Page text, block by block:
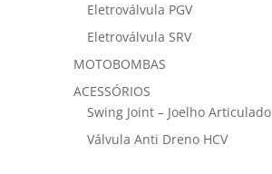
Eletroválvula PGV
Eletroválvula SRV
MOTOBOMBAS
ACESSÓRIOS
Swing Joint – Joelho Articulado
Válvula Anti Dreno HCV